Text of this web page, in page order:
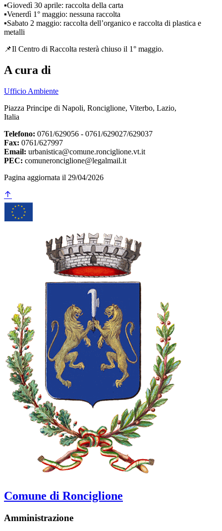
▪️Giovedì 30 aprile: raccolta della carta
▪️Venerdì 1° maggio: nessuna raccolta
▪️Sabato 2 maggio: raccolta dell’organico e raccolta di plastica e
metalli
📌Il Centro di Raccolta resterà chiuso il 1° maggio.
A cura di
Ufficio Ambiente
Piazza Principe di Napoli, Ronciglione, Viterbo, Lazio,
Italia
Telefono: 0761/629056 - 0761/629027/629037
Fax: 0761/627997
Email: urbanistica@comune.ronciglione.vt.it
PEC: comuneronciglione@legalmail.it
Pagina aggiornata il 29/04/2026
Comune di Ronciglione
Amministrazione